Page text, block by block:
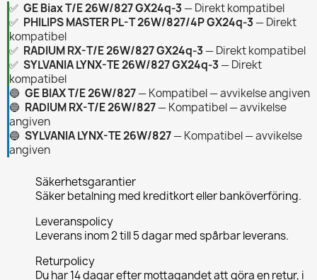
✅ GE Biax T/E 26W/827 GX24q-3 — Direkt kompatibel
✅ PHILIPS MASTER PL-T 26W/827/4P GX24q-3 — Direkt
kompatibel
✅ RADIUM RX-T/E 26W/827 GX24q-3 — Direkt kompatibel
✅ SYLVANIA LYNX-TE 26W/827 GX24q-3 — Direkt
kompatibel
🔵 GE BIAX T/E 26W/827— Kompatibel — avvikelse angiven
🔵 RADIUM RX-T/E 26W/827— Kompatibel — avvikelse
angiven
🔵 SYLVANIA LYNX-TE 26W/827— Kompatibel — avvikelse
angiven
Säkerhetsgarantier
Säker betalning med kreditkort eller banköverföring.
Leveranspolicy
Leverans inom 2 till 5 dagar med spårbar leverans.
Returpolicy
Du har 14 dagar efter mottagandet att göra en retur, i